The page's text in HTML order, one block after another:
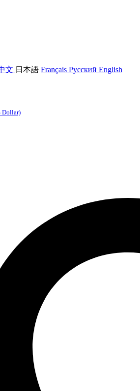
文 日本語 Français Русский English
Dollar)